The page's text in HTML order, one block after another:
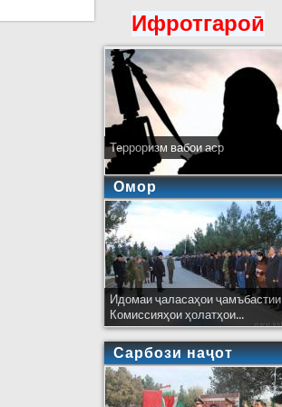
Ифротгароӣ
Терроризм вабои аср
Омор
Идомаи ҷаласаҳои ҷамъбастии
Комиссияҳои ҳолатҳои...
Сарбози наҷот